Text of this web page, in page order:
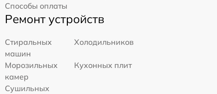
Способы оплаты
Ремонт устройств
Стиральных
машин
Холодильников
Морозильных
камер
Кухонных плит
Сушильных